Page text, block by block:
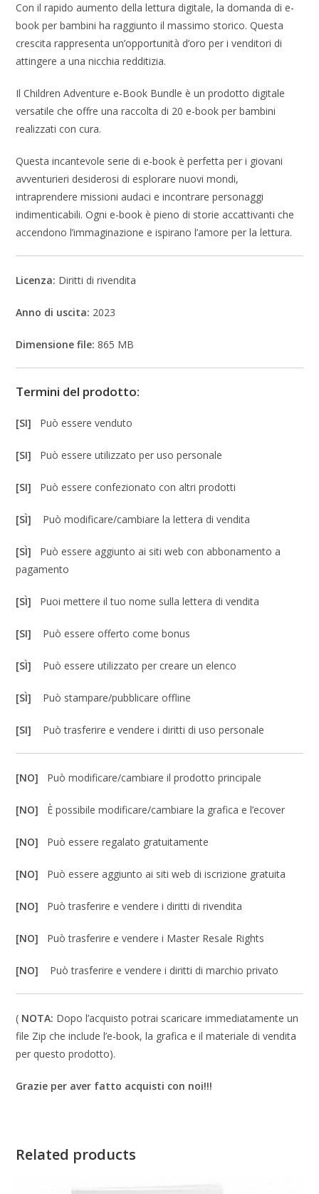
Con il rapido aumento della lettura digitale, la domanda di e-
book per bambini ha raggiunto il massimo storico. Questa
crescita rappresenta un’opportunità d’oro per i venditori di
attingere a una nicchia redditizia.
Il Children Adventure e-Book Bundle è un prodotto digitale
versatile che offre una raccolta di 20 e-book per bambini
realizzati con cura.
Questa incantevole serie di e-book è perfetta per i giovani
avventurieri desiderosi di esplorare nuovi mondi,
intraprendere missioni audaci e incontrare personaggi
indimenticabili. Ogni e-book è pieno di storie accattivanti che
accendono l’immaginazione e ispirano l’amore per la lettura.
Licenza: Diritti di rivendita
Anno di uscita: 2023
Dimensione file: 865 MB
Termini del prodotto:
[SI] Può essere venduto
[SI] Può essere utilizzato per uso personale
[SI] Può essere confezionato con altri prodotti
[SÌ] Può modificare/cambiare la lettera di vendita
[SÌ] Può essere aggiunto ai siti web con abbonamento a
pagamento
[SÌ] Puoi mettere il tuo nome sulla lettera di vendita
[SI] Può essere offerto come bonus
[SÌ] Può essere utilizzato per creare un elenco
[SÌ] Può stampare/pubblicare offline
[SI] Può trasferire e vendere i diritti di uso personale
[NO] Può modificare/cambiare il prodotto principale
[NO] È possibile modificare/cambiare la grafica e l’ecover
[NO] Può essere regalato gratuitamente
[NO] Può essere aggiunto ai siti web di iscrizione gratuita
[NO] Può trasferire e vendere i diritti di rivendita
[NO] Può trasferire e vendere i Master Resale Rights
[NO] Può trasferire e vendere i diritti di marchio privato
( NOTA: Dopo l’acquisto potrai scaricare immediatamente un
file Zip che include l’e-book, la grafica e il materiale di vendita
per questo prodotto).
Grazie per aver fatto acquisti con noi!!!
Related products